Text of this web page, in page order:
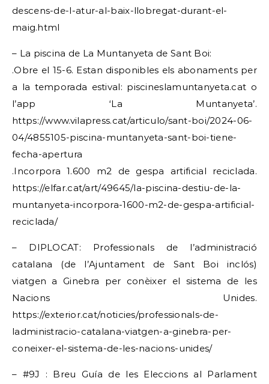
descens-de-l-atur-al-baix-llobregat-durant-el-
maig.html
– La piscina de La Muntanyeta de Sant Boi:
.Obre el 15-6. Estan disponibles els abonaments per
a la temporada estival: piscineslamuntanyeta.cat o
l’app ‘La Muntanyeta’.
https://www.vilapress.cat/articulo/sant-boi/2024-06-
04/4855105-piscina-muntanyeta-sant-boi-tiene-
fecha-apertura
.Incorpora 1.600 m2 de gespa artificial reciclada.
https://elfar.cat/art/49645/la-piscina-destiu-de-la-
muntanyeta-incorpora-1600-m2-de-gespa-artificial-
reciclada/
– DIPLOCAT: Professionals de l’administració
catalana (de l’Ajuntament de Sant Boi inclós)
viatgen a Ginebra per conèixer el sistema de les
Nacions Unides.
https://exterior.cat/noticies/professionals-de-
ladministracio-catalana-viatgen-a-ginebra-per-
coneixer-el-sistema-de-les-nacions-unides/
– #9J : Breu Guía de les Eleccions al Parlament